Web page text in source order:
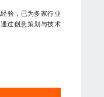
验，已为多家行业
过创意策划与技术